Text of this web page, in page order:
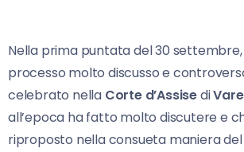
Nella prima puntata del 30
processo molto discusso e
celebrato nella Corte d’Assisedi
all’epoca ha fatto molto discutere e
riproposto nella consueta maniera